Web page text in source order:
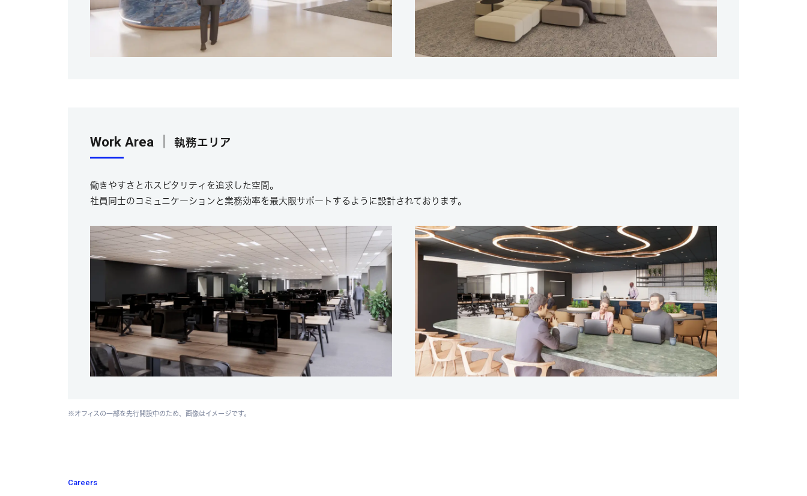
Work Area ｜ 執務エリア
働きやすさとホスピタリティを追求した空間。
社員同士のコミュニケーションと業務効率を最大限サポートするように設計されております。
※オフィスの一部を先行開設中のため、画像はイメージです。
Careers